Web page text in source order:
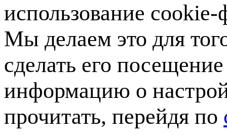
использование
Мы делаем это для
сделать его
информацию о
прочитать, перейдя по